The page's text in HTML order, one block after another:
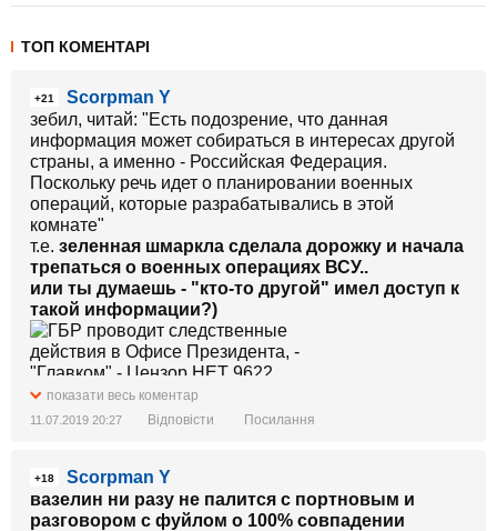
ТОП КОМЕНТАРІ
+21
Scorpman Y
зебил, читай: "Есть подозрение, что данная
информация может собираться в интересах другой
страны, а именно - Российская Федерация.
Поскольку речь идет о планировании военных
операций, которые разрабатывались в этой
комнате"
т.е. зеленная шмаркла сделала дорожку и начала
трепаться о военных операциях ВСУ..
или ты думаешь - "кто-то другой" имел доступ к
такой информации?)
показати весь коментар
11.07.2019 20:27 Відповісти Посилання
+18
Scorpman Y
вазелин ни разу не палится с портновым и
разговором с фуйлом о 100% совпадении